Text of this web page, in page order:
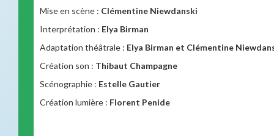
Mise en scène : Clémentine Niewdanski
Interprétation : Elya Birman
Adaptation théâtrale : Elya Birman et Clémentine
Création son : Thibaut Champagne
Scénographie : Estelle Gautier
Création lumière : Florent Penide